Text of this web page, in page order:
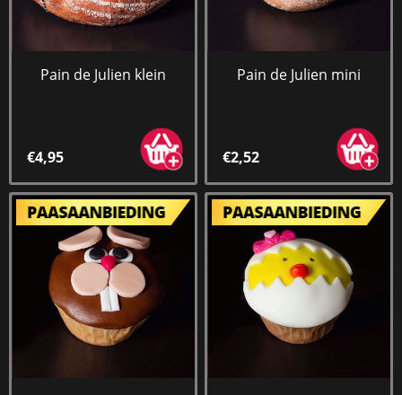
Pain de Julien klein
€4,95
Pain de Julien mini
€2,52